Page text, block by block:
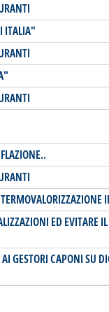
ITALIA"
ED EVITARE
GESTORI CAPONI SU